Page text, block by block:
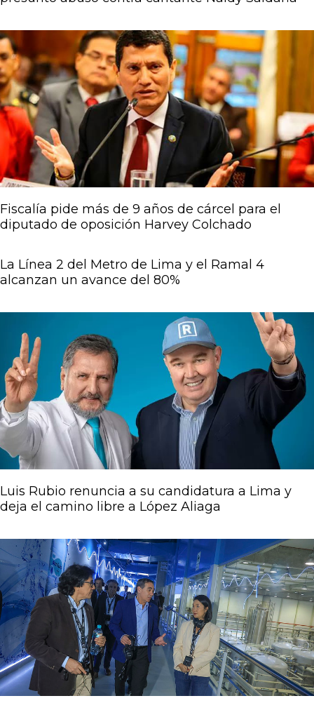
Fiscalía pide más de 9 años de cárcel para el
diputado de oposición Harvey Colchado
La Línea 2 del Metro de Lima y el Ramal 4
alcanzan un avance del 80%
Luis Rubio renuncia a su candidatura a Lima y
deja el camino libre a López Aliaga